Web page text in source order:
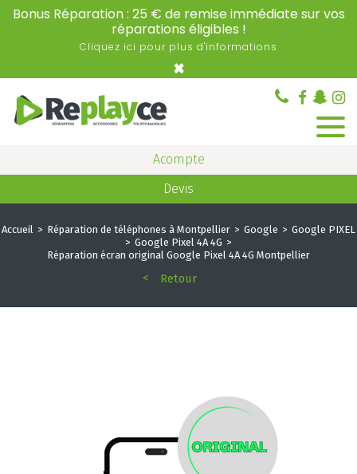
Bonus Réparation : 25 € de remise immédiate sur vos
réparations éligibles !
Cliquez ici pour plus d'informations
×
Acompte
Devis
Accueil Réparation de téléphones à Montpellier Google
Google PIXEL
Google Pixel 4A 4G
Réparation écran original Google Pixel 4A 4G Montpellier
Retour